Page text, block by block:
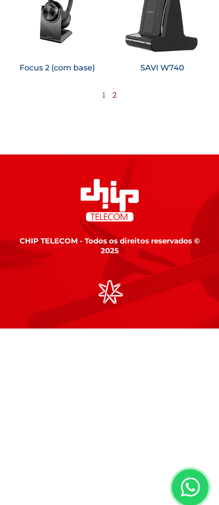
Saiba
mais
Focus 2 (com base)
Saiba
mais
SAVI W740
1 2
CHIP TELECOM - Todos os direitos reservados ©
2025